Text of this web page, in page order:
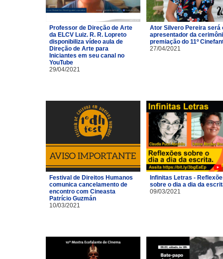
Professor de Direção de Arte
da ELCV Luiz. R. R. Lopreto
disponibiliza vídeo aula de
Direção de Arte para
Iniciantes em seu canal no
YouTube
29/04/2021
Ator Silvero Pereira será
apresentador da
premiação do 11º
27/04/2021
Festival de Direitos Humanos
comunica cancelamento de
encontro com Cineasta
Patrício Guzmán
10/03/2021
Infinitas Letras -
sobre o dia a dia da
09/03/2021